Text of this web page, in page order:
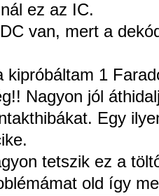
ez az IC.
van, mert a
kipróbáltam 1
Nagyon jól
Egy
tetszik ez a
old így